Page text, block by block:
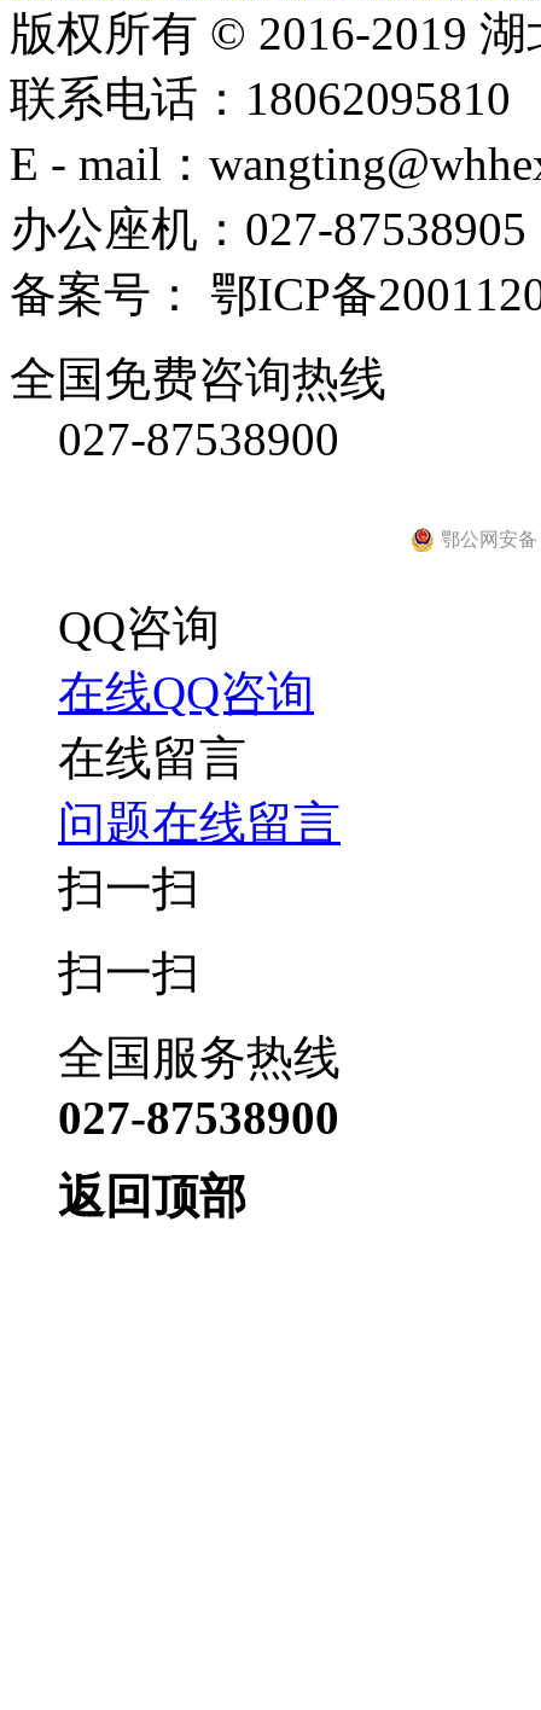
版权所有 © 2016-2019
联系电话：18062095810
E - mail：
办公座机：027-87538905
备案号： 鄂ICP备
全国免费咨询热线
027-87538900
鄂公网安备
QQ咨询
在线QQ咨询
在线留言
问题在线留言
扫一扫
扫一扫
全国服务热线
027-87538900
返回顶部